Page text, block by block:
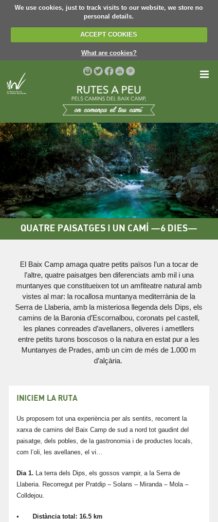
We use cookies, just to track visits to our website, we store no
personal details.
ACCEPT COOKIES
What are cookies?
QUATRE PAISATGES I UN CAMÍ —6 DIES—
El Baix Camp amaga quatre petits països l’un a tocar de
l’altre, quatre paisatges ben diferenciats amb mil i una
muntanyes que constitueixen tot un amfiteatre natural amb
vistes al mar: la rocallosa muntanya mediterrània de la
Serra de Llaberia, amb la misteriosa llegenda dels Dips, els
camins de la Baronia d’Escornalbou, coronats pel castell,
les planes conreades d’avellaners, oliveres i ametllers
entre petits turons boscosos o la natura en estat pur a les
Muntanyes de Prades, amb un cim de més de 1.000 m
d’alçària.
INICIEM LA RUTA
​Us proposem tot una experiència per als sentits, recorrent la
xarxa de camins del Baix Camp de sud a nord tot gaudint del
paisatge, dels pobles, de la gastronomia i de productes locals,
com l’oli, les avellanes, el vi…
Dia 1. La terra dels Dips, els gossos vampir, a la Serra de
Llaberia. Recorregut per Pratdip – Solans – Miranda – Mola –
Colldejou.
• Distància total: 16.5 km